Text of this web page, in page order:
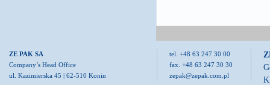
ZE PAK SA
Company’s Head Office
ul. Kazimierska 45 | 62-510 Konin
tel. +48 63 247 30 00
fax. +48 63 247 30 30
zepak@zepak.com.pl